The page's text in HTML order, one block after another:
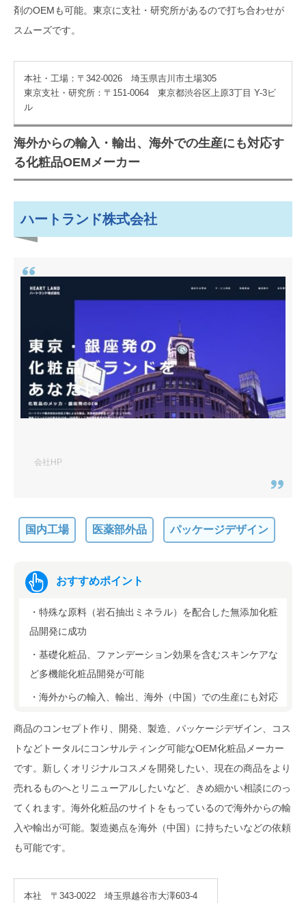
剤のOEMも可能。東京に支社・研究所があるので打ち合わせが
スムーズです。
本社・工場：〒342-0026 埼玉県吉川市土場305
東京支社・研究所：〒151-0064 東京都渋谷区上原3丁目 Y-3ビ
ル
海外からの輸入・輸出、海外での生産にも対応す
る化粧品OEMメーカー
ハートランド株式会社
会社HP
国内工場 医薬部外品 パッケージデザイン
おすすめポイント
・特殊な原料（岩石抽出ミネラル）を配合した無添加化粧
品開発に成功
・基礎化粧品、ファンデーション効果を含むスキンケアな
ど多機能化粧品開発が可能
・海外からの輸入、輸出、海外（中国）での生産にも対応
商品のコンセプト作り、開発、製造、パッケージデザイン、コス
トなどトータルにコンサルティング可能なOEM化粧品メーカー
です。新しくオリジナルコスメを開発したい、現在の商品をより
売れるものへとリニューアルしたいなど、きめ細かい相談にのっ
てくれます。海外化粧品のサイトをもっているので海外からの輸
入や輸出が可能。製造拠点を海外（中国）に持ちたいなどの依頼
も可能です。
本社 〒343-0022 埼玉県越谷市大澤603-4